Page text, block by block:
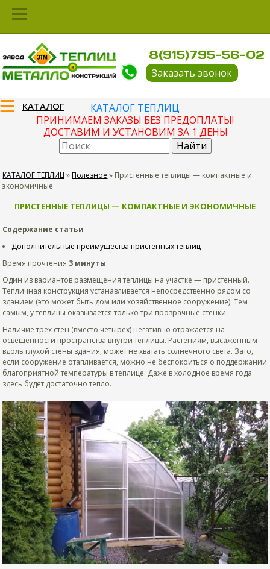
8(915)795-56-02
Заказать звонок
КАТАЛОГ
КАТАЛОГ ТЕПЛИЦ
ПРИНИМАЕМ ЗАКАЗЫ БЕЗ ПРЕДОПЛАТЫ!
ДОСТАВИМ И УСТАНОВИМ ЗА 1 ДЕНЬ!
КАТАЛОГ ТЕПЛИЦ» Полезное » Пристенные теплицы — компактные и
экономичные
ПРИСТЕННЫЕ ТЕПЛИЦЫ — КОМПАКТНЫЕ И ЭКОНОМИЧНЫЕ
Содержание статьи
Дополнительные преимущества пристенных теплиц
Время прочтения 3 минуты
Один из вариантов размещения теплицы на участке — пристенный.
Тепличная конструкция устанавливается непосредственно рядом со
зданием (это может быть дом или хозяйственное сооружение). Тем
самым, у теплицы оказывается только три прозрачные стенки.
Наличие трех стен (вместо четырех) негативно отражается на
освещенности пространства внутри теплицы. Растениям, высаженным
вдоль глухой стены здания, может не хватать солнечного света. Зато,
если сооружение отапливается, можно не беспокоиться о поддержании
благоприятной температуры в теплице. Даже в холодное время года
здесь будет достаточно тепло.